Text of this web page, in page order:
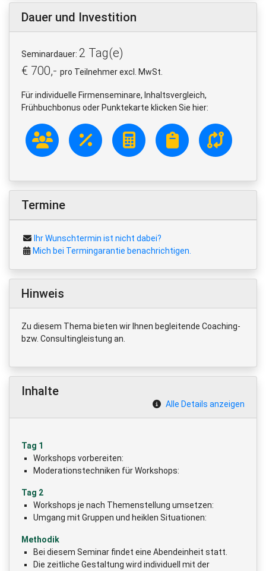
Dauer und Investition
Seminardauer: 2 Tag(e)
€ 700,- pro Teilnehmer excl. MwSt.
Für individuelle Firmenseminare, Inhaltsvergleich,
Frühbuchbonus oder Punktekarte klicken Sie hier:
Termine
Ihr Wunschtermin ist nicht dabei?
Mich bei Termingarantie benachrichtigen.
Hinweis
Zu diesem Thema bieten wir Ihnen begleitende Coaching-
bzw. Consultingleistung an.
Inhalte
Alle Details anzeigen
Tag 1
Workshops vorbereiten:
Moderationstechniken für Workshops:
Tag 2
Workshops je nach Themenstellung umsetzen:
Umgang mit Gruppen und heiklen Situationen:
Methodik
Bei diesem Seminar findet eine Abendeinheit statt.
Die zeitliche Gestaltung wird individuell mit der